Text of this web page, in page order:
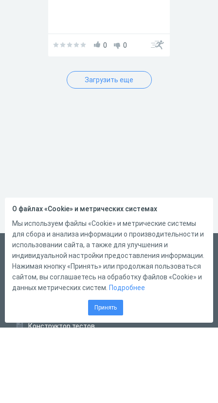
0 0
Загрузить еще
Русский
Справка
Форма обратной связи
Конструктор тестов
О файлах «Cookie» и метрических системах
Мы используем файлы «Cookie» и метрические системы
для сбора и анализа информации о производительности и
использовании сайта, а также для улучшения и
индивидуальной настройки предоставления информации.
Нажимая кнопку «Принять» или продолжая пользоваться
сайтом, вы соглашаетесь на обработку файлов «Cookie» и
данных метрических систем. Подробнее
Принять